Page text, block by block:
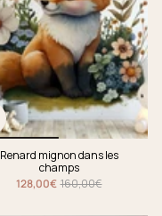
Renard mignon dans les
champs
128,00€ 160,00€